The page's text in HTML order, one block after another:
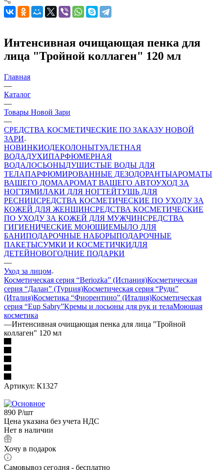
Интенсивная очищающая пенка для
лица "Тройной коллаген" 120 мл
Главная
—
Каталог
—
Товары Новой Зари
—
СРЕДСТВА КОСМЕТИЧЕСКИЕ ПО ЗАКАЗУ НОВОЙ
ЗАРИ
НОВИНКИОДЕКОЛОНЫТУАЛЕТНАЯ
ВОДАДУХИПАРФЮМЕРНАЯ
ВОДАЛОСЬОНЫДУШИСТЫЕ ВОДЫ ДЛЯ
ТЕЛАПАРФЮМИРОВАННЫЕ ДЕЗОДОРАНТЫАРОМАТЫ
ВАШЕГО ДОМААРОМАТ ВАШЕГО АВТОУХОД ЗА
НОГТЯМИЛАКИ ДЛЯ НОГТЕЙТУШЬ ДЛЯ
РЕСНИЦСРЕДСТВА КОСМЕТИЧЕСКИЕ ПО УХОДУ ЗА
КОЖЕЙ ДЛЯ ЖЕНЩИНСРЕДСТВА КОСМЕТИЧЕСКИЕ
ПО УХОДУ ЗА КОЖЕЙ ДЛЯ МУЖЧИНСРЕДСТВА
ГИГИЕНИЧЕСКИЕ МОЮЩИЕМЫЛО ДЛЯ
БАНИПОДАРОЧНЫЕ НАБОРЫПОДАРОЧНЫЕ
ПАКЕТЫСУМКИ И КОСМЕТИЧКИДЛЯ
ДЕТЕЙНОВОГОДНИЕ ПОДАРКИ
—
Уход за лицом
Косметическая серия “Beriozka” (Испания)Косметическая
серия “Далан” (Турция)Косметическая серия “Руди”
(Италия)Косметика “Фиорентино” (Италия)Косметическая
серия “Eup Sabry”Кремы и лосьоны для рук и телаМоющая
косметика
—Интенсивная очищающая пенка для лица "Тройной
коллаген" 120 мл
Артикул: К1327
890 Р/шт
Цена указана без учета НДС
Нет в наличии
Хочу в подарок
Самовывоз сегодня - бесплатно